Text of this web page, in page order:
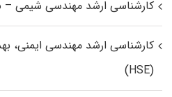
کارشناسی ارشد مهندسی شیمی –
کارشناسی ارشد مهندسی
(HSE)